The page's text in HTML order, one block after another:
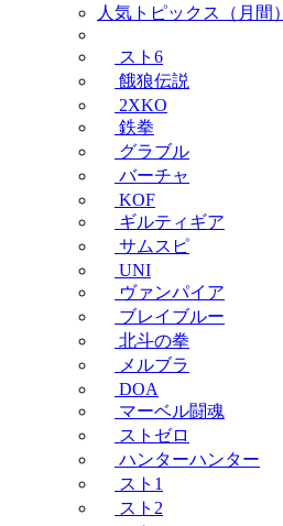
人気トピックス（月間）
スト6
餓狼伝説
2XKO
鉄拳
グラブル
バーチャ
KOF
ギルティギア
サムスピ
UNI
ヴァンパイア
ブレイブルー
北斗の拳
メルブラ
DOA
マーベル闘魂
ストゼロ
ハンターハンター
スト1
スト2